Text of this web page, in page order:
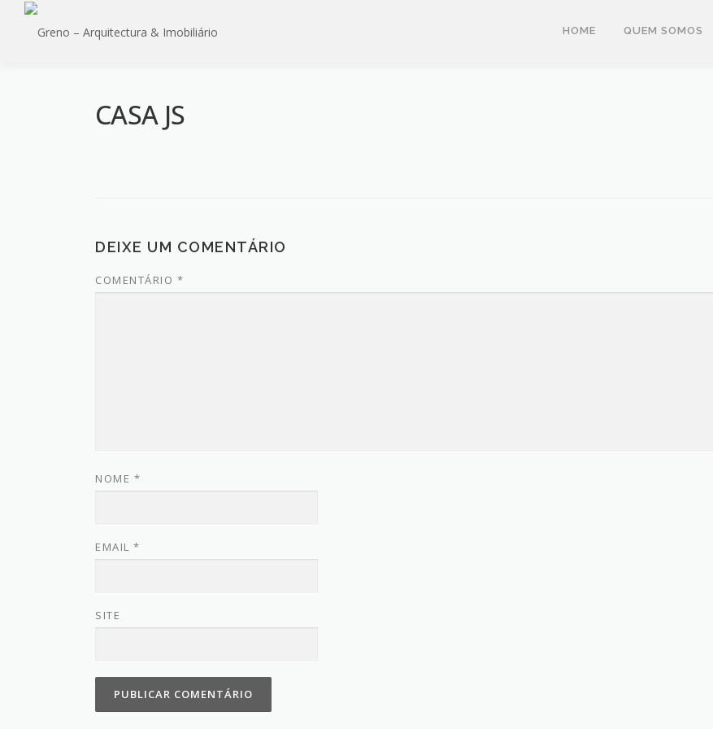
Saltar
HOME QUEM SOMOS
CASA JS
DEIXE UM COMENTÁRIO
COMENTÁRIO *
NOME *
EMAIL *
SITE